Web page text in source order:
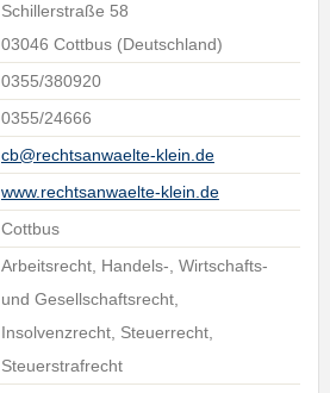
Schillerstraße 58
03046 Cottbus (Deutschland)
0355/380920
0355/24666
cb@rechtsanwaelte-klein.de
www.rechtsanwaelte-klein.de
Cottbus
Arbeitsrecht, Handels-, Wirtschafts-
und Gesellschaftsrecht,
Insolvenzrecht, Steuerrecht,
Steuerstrafrecht